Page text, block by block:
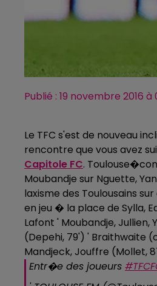
Publié : 19 novembre 2016
Le TFC s'est de nouveau
rencontre que vous avez
Capitole FC.
Moubandje sur Nguette,
laxisme des Toulousains
en jeu � la place de Sylla,
Lafont ' Moubandje, Jullien,
(Depehi, 79') ' Braithwaite
Mandjeck, Jouffre (Mollet,
Entr�e des joueurs